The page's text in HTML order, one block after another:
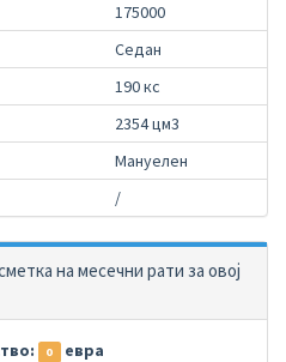
175000
Седан
190 кс
2354 цм3
Мануелен
/
на месечни рати за овој
0 евра